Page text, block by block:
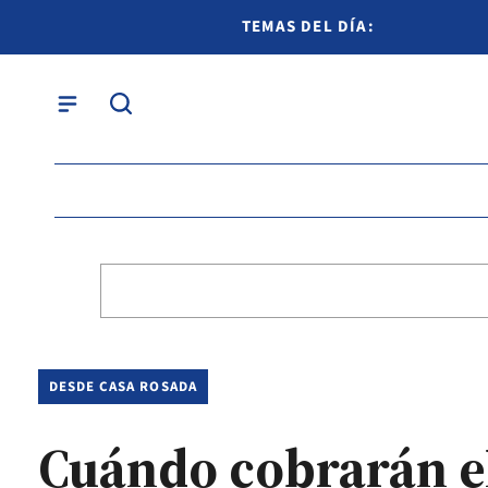
TEMAS DEL DÍA:
DESDE CASA ROSADA
Cuándo cobrarán